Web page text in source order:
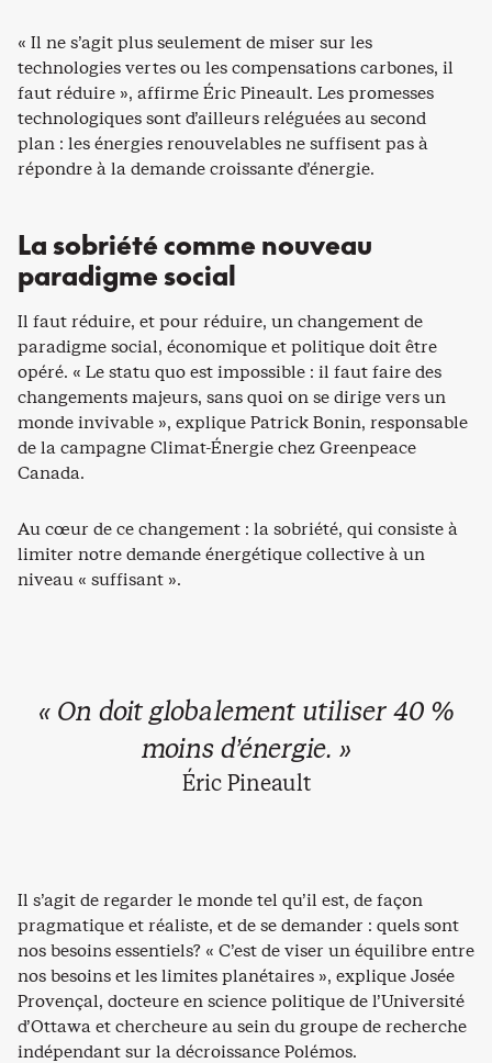
« Il ne s’agit plus seulement de miser sur les
technologies vertes ou les compensations carbones, il
faut réduire », affirme Éric Pineault. Les promesses
technologiques sont d’ailleurs reléguées au second
plan : les énergies renouvelables ne suffisent pas à
répondre à la demande croissante d’énergie.
La sobriété comme nouveau
paradigme social
Il faut réduire, et pour réduire, un changement de
paradigme social, économique et politique doit être
opéré. « Le statu quo est impossible : il faut faire des
changements majeurs, sans quoi on se dirige vers un
monde invivable », explique Patrick Bonin, responsable
de la campagne Climat-Énergie chez Greenpeace
Canada.
Au cœur de ce changement : la sobriété, qui consiste à
limiter notre demande énergétique collective à un
niveau « suffisant ».
« On doit globalement utiliser 40 %
moins d’énergie. »
Éric Pineault
Il s’agit de regarder le monde tel qu’il est, de façon
pragmatique et réaliste, et de se demander : quels sont
nos besoins essentiels? « C’est de viser un équilibre entre
nos besoins et les limites planétaires », explique Josée
Provençal, docteure en science politique de l’Université
d’Ottawa et chercheure au sein du groupe de recherche
indépendant sur la décroissance Polémos.